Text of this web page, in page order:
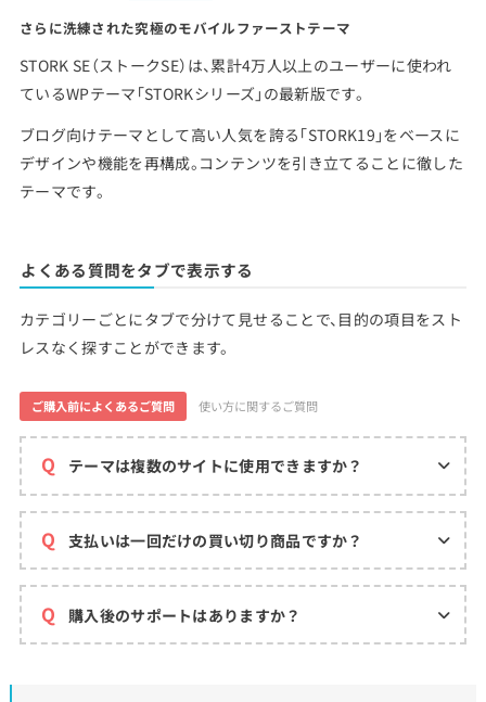
さらに洗練された究極のモバイルファーストテーマ
STORK SE（ストークSE）は、累計4万人以上のユーザーに使われ
ているWPテーマ「STORKシリーズ」の最新版です。
ブログ向けテーマとして高い人気を誇る「STORK19」をベースに
デザインや機能を再構成。コンテンツを引き立てることに徹した
テーマです。
よくある質問をタブで表示する
カテゴリーごとにタブで分けて見せることで、目的の項目をスト
レスなく探すことができます。
ご購入前によくあるご質問 使い方に関するご質問
テーマは複数のサイトに使用できますか？
支払いは一回だけの買い切り商品ですか？
購入後のサポートはありますか？